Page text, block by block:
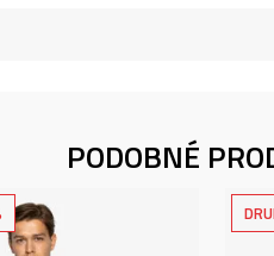
PODOBNÉ